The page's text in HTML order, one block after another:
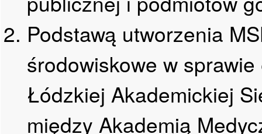
Podstawą utworzenia
środowiskowe w
Łódzkiej Akademickiej
między Akademią